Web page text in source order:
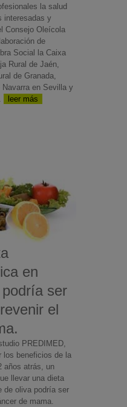
la salud
interesadas y
Consejo Oleícola
de
Social la Caixa
Rural de Jaén,
de Granada,
en Sevilla y
leer más
en
ser
el
PREDIMED,
los beneficios de la
años atrás, un
llevar una dieta
de oliva podría ser
de mama.